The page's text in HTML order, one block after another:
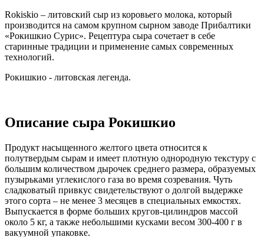
Rokiskio – литовский сыр из коровьего молока, который
производится на самом крупном сырном заводе Прибалтики
«Рокишкио Сурис». Рецептура сыра сочетает в себе
старинные традиции и применение самых современных
технологий.
Рокишкио - литовская легенда.
Описание сыра Рокишкио
Продукт насыщенного желтого цвета относится к
полутвердым сырам и имеет плотную однородную текстуру с
большим количеством дырочек среднего размера, образуемых
пузырьками углекислого газа во время созревания. Чуть
сладковатый привкус свидетельствуют о долгой выдержке
этого сорта – не менее 3 месяцев в специальных емкостях.
Выпускается в форме больших кругов-цилиндров массой
около 5 кг, а также небольшими кусками весом 300-400 г в
вакуумной упаковке.